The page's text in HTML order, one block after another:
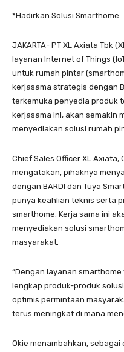
*Hadirkan Solusi Smarthome
JAKARTA- PT XL Axiata Tbk
layanan Internet of Things
untuk rumah pintar
kerjasama strategis dengan
terkemuka penyedia produk
kerjasama ini, akan semakin
menyediakan solusi rumah
Chief Sales Officer XL Axiata,
mengatakan, pihaknya
dengan BARDI dan Tuya
punya keahlian teknis serta
smarthome. Kerja sama ini
menyediakan solusi
masyarakat.
“Dengan layanan
lengkap produk-produk solusi
optimis permintaan
terus meningkat di mana
Okie menambahkan,